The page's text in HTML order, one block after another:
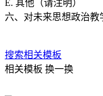
E. 其他（请注明）
六、对未来思想政治教
搜索相关模板
相关模板 换一换